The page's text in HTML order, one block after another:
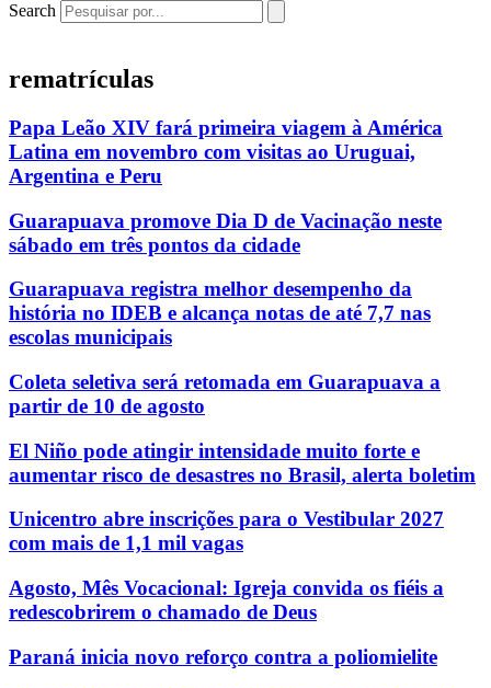
Search
rematrículas
Papa Leão XIV fará primeira viagem à América
Latina em novembro com visitas ao Uruguai,
Argentina e Peru
Guarapuava promove Dia D de Vacinação neste
sábado em três pontos da cidade
Guarapuava registra melhor desempenho da
história no IDEB e alcança notas de até 7,7 nas
escolas municipais
Coleta seletiva será retomada em Guarapuava a
partir de 10 de agosto
El Niño pode atingir intensidade muito forte e
aumentar risco de desastres no Brasil, alerta boletim
Unicentro abre inscrições para o Vestibular 2027
com mais de 1,1 mil vagas
Agosto, Mês Vocacional: Igreja convida os fiéis a
redescobrirem o chamado de Deus
Paraná inicia novo reforço contra a poliomielite